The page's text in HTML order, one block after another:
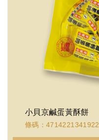
小貝京鹹蛋黃酥餅
條碼：4714221341922